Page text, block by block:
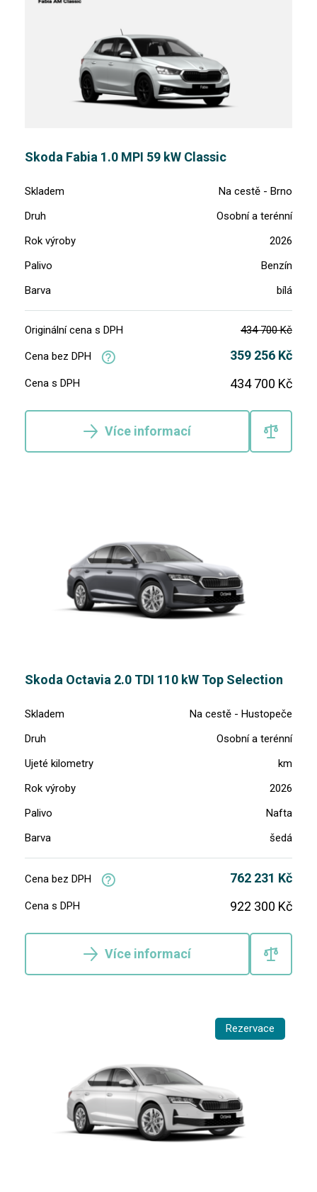
Skoda Fabia 1.0 MPI 59 kW Classic
Skladem
Na cestě - Brno
Druh
Osobní a terénní
Rok výroby
2026
Palivo
Benzín
Barva
bílá
Originální cena s DPH 434 700 Kč
Cena bez DPH 359 256 Kč
Cena s DPH 434 700 Kč
Více informací
Skoda Octavia 2.0 TDI 110 kW Top Selection
Skladem
Na cestě - Hustopeče
Druh
Osobní a terénní
Ujeté kilometry
km
Rok výroby
2026
Palivo
Nafta
Barva
šedá
Cena bez DPH 762 231 Kč
Cena s DPH 922 300 Kč
Více informací
Rezervace